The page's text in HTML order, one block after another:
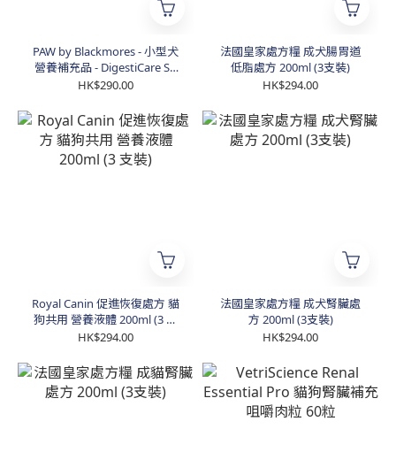
PAW by Blackmores - 小型犬
營養補充品 - DigestiCare SB
胃腸道保健品 - 30粒
HK$290.00
法國皇家處方糧 成犬腸胃道
低脂處方 200ml (3支裝)
HK$294.00
Royal Canin 促進恢復處方 貓
狗共用 營養液體 200ml (3 支
裝)
HK$294.00
法國皇家處方糧 成犬腎臟處
方 200ml (3支裝)
HK$294.00